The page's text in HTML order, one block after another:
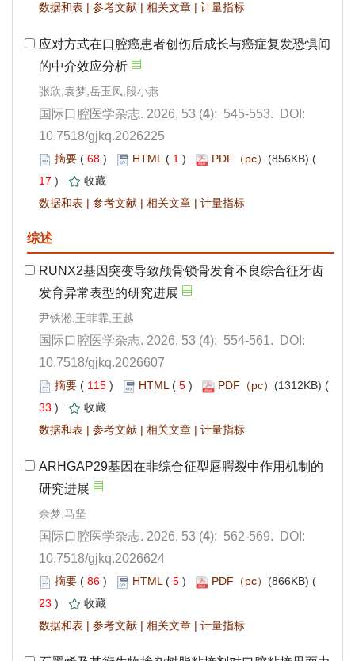
|
| |
): 545-553. DOI:
10.7518/gjkq.2026225
68 ) 1 )
17 )
|
| |
): 554-561. DOI:
10.7518/gjkq.2026607
115 ) 5 )
33 )
|
| |
): 562-569. DOI:
10.7518/gjkq.2026624
86 ) 5 )
23 )
|
| |